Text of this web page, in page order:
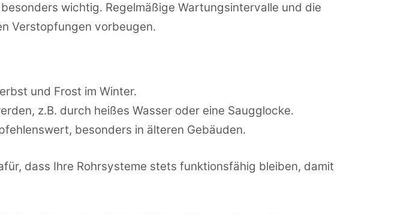
wichtig. Regelmäßige Wartungsintervalle und die
Verstopfungen vorbeugen.
und Frost im Winter.
z.B. durch heißes Wasser oder eine Saugglocke.
besonders in älteren Gebäuden.
dass Ihre Rohrsysteme stets funktionsfähig bleiben, damit